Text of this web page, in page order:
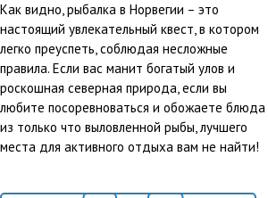
Как видно, рыбалка в Норвегии – это
настоящий увлекательный квест, в котором
легко преуспеть, соблюдая несложные
правила. Если вас манит богатый улов и
роскошная северная природа, если вы
любите посоревноваться и обожаете блюда
из только что выловленной рыбы, лучшего
места для активного отдыха вам не найти!